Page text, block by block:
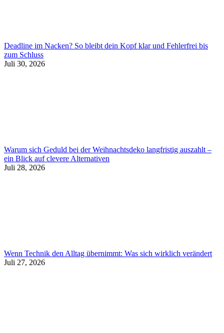
Deadline im Nacken? So bleibt dein Kopf klar und Fehlerfrei bis
zum Schluss
Juli 30, 2026
Warum sich Geduld bei der Weihnachtsdeko langfristig auszahlt –
ein Blick auf clevere Alternativen
Juli 28, 2026
Wenn Technik den Alltag übernimmt: Was sich wirklich verändert
Juli 27, 2026